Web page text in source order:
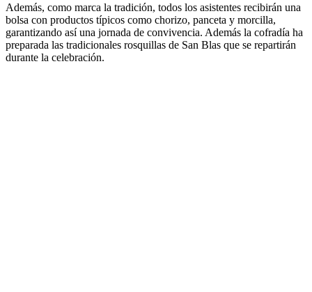
Además, como marca la tradición, todos los asistentes recibirán una
bolsa con productos típicos como chorizo, panceta y morcilla,
garantizando así una jornada de convivencia. Además la cofradía ha
preparada las tradicionales rosquillas de San Blas que se repartirán
durante la celebración.